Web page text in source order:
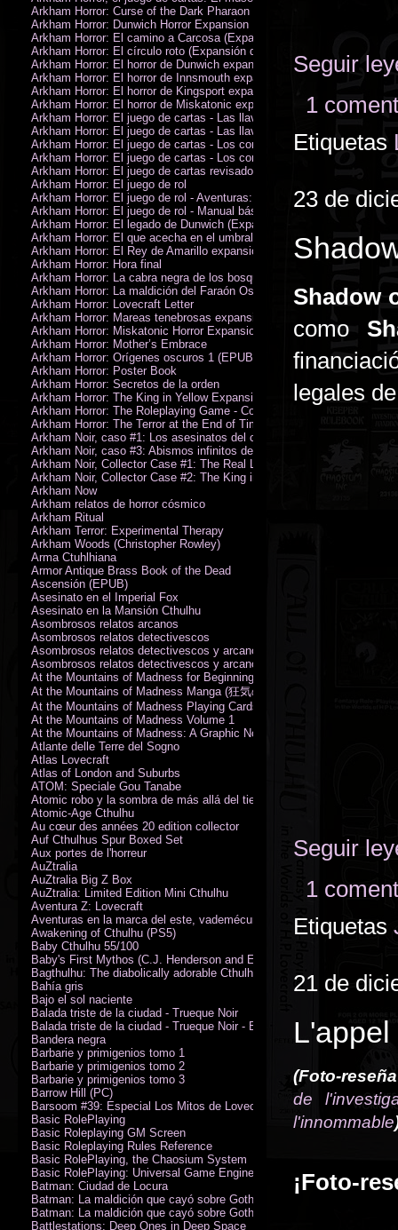
Seguir
1
Etiquetas
23 de
Shadow
como
legales
Seguir
1
Etiquetas
21 de
(Foto-
de
l'innommable
¡Foto-
Arkham Horror: Curse of the Dark Pharaon Expansion
Arkham Horror: Dunwich Horror Expansion
Arkham Horror: El camino a Carcosa (Expansión de investigadores)
Arkham Horror: El círculo roto (Expansión de investigadores)
Arkham Horror: El horror de Dunwich expansión
Arkham Horror: El horror de Innsmouth expansión
Arkham Horror: El horror de Kingsport expansión
Arkham Horror: El horror de Miskatonic expansión
Arkham Horror: El juego de cartas - Las llaves escarlata - Campaña
Arkham Horror: El juego de cartas - Las llaves escarlata -
Arkham Horror: El juego de cartas - Los confines de la tierra -
Arkham Horror: El juego de cartas - Los confines de la tierra -
Arkham Horror: El juego de cartas revisado
Arkham Horror: El juego de rol
Arkham Horror: El juego de rol - Aventuras: Misterios de Arkham
Arkham Horror: El juego de rol - Manual básico
Arkham Horror: El legado de Dunwich (Expansión de investigadores)
Arkham Horror: El que acecha en el umbral expansión
Arkham Horror: El Rey de Amarillo expansión
Arkham Horror: Hora final
Arkham Horror: La cabra negra de los bosques expansión
Arkham Horror: La maldición del Faraón Oscuro expansión (revisada)
Arkham Horror: Lovecraft Letter
Arkham Horror: Mareas tenebrosas expansión
Arkham Horror: Miskatonic Horror Expansion
Arkham Horror: Mother’s Embrace
Arkham Horror: Orígenes oscuros 1 (EPUB)
Arkham Horror: Poster Book
Arkham Horror: Secretos de la orden
Arkham Horror: The King in Yellow Expansion
Arkham Horror: The Roleplaying Game - Core Rulebook (PDF)
Arkham Horror: The Terror at the End of Time
Arkham Noir, caso #1: Los asesinatos del culto de la bruja
Arkham Noir, caso #3: Abismos infinitos de oscuridad
Arkham Noir, Collector Case #1: The Real Leeds
Arkham Noir, Collector Case #2: The King in Yellow
Arkham Now
Arkham relatos de horror cósmico
Arkham Ritual
Arkham Terror: Experimental Therapy
Arkham Woods (Christopher Rowley)
Arma Ctuhlhiana
Armor Antique Brass Book of the Dead
Ascensión (EPUB)
Asesinato en el Imperial Fox
Asesinato en la Mansión Cthulhu
Asombrosos relatos arcanos
Asombrosos relatos detectivescos
Asombrosos relatos detectivescos y arcanos
Asombrosos relatos detectivescos y arcanos
At the Mountains of Madness for Beginning Readers
At the Mountains of Madness Manga (狂気の山脈)
At the Mountains of Madness Playing Cards
At the Mountains of Madness Volume 1
At the Mountains of Madness: A Graphic Novel
Atlante delle Terre del Sogno
Atlas Lovecraft
Atlas of London and Suburbs
ATOM: Speciale Gou Tanabe
Atomic robo y la sombra de más allá del tiempo
Atomic-Age Cthulhu
Au cœur des années 20 edition collector
Auf Cthulhus Spur Boxed Set
Aux portes de l'horreur
AuZtralia
AuZtralia Big Z Box
AuZtralia: Limited Edition Mini Cthulhu
Aventura Z: Lovecraft
Aventuras en la marca del este, vademécum de campaña
Awakening of Cthulhu (PS5)
Baby Cthulhu 55/100
Baby's First Mythos (C.J. Henderson and Erica Henderson)
Bagthulhu: The diabolically adorable Cthulhu plushie dicebag
Bahía gris
Bajo el sol naciente
Balada triste de la ciudad - Trueque Noir
Balada triste de la ciudad - Trueque Noir - Edición de coleccionista
Bandera negra
Barbarie y primigenios tomo 1
Barbarie y primigenios tomo 2
Barbarie y primigenios tomo 3
Barrow Hill (PC)
Barsoom #39: Especial Los Mitos de Lovecraft
Basic RolePlaying
Basic Roleplaying GM Screen
Basic Roleplaying Rules Reference
Basic RolePlaying, the Chaosium System
Basic RolePlaying: Universal Game Engine (PDF)
Batman: Ciudad de Locura
Batman: La maldición que cayó sobre Gotham
Batman: La maldición que cayó sobre Gotham
Battlestations: Deep Ones in Deep Space